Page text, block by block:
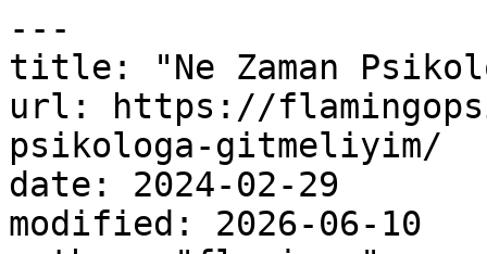
---
title: "Ne Zaman
url: https://
psikologa-gitmeliyim/
date: 2024-02-29
modified: 2026-06-10